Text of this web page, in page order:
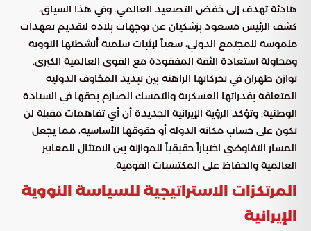
هادئة تهدف إلى خفض التصعيد العالمي. وفي هذا السياق،
كشف الرئيس مسعود بزشكيان عن توجهات بلاده لتقديم تعهدات
ملموسة للمجتمع الدولي، سعياً لإثبات سلمية أنشطتها النووية
ومحاولة استعادة الثقة المفقودة مع القوى العالمية الكبرى.
توازن طهران في تحركاتها الراهنة بين تبديد المخاوف الدولية
المتعلقة بقدراتها العسكرية والتمسك الصارم بحقها في السيادة
الوطنية. وتؤكد الرؤية الإيرانية الجديدة أن أي تفاهمات مقبلة لن
تكون على حساب مكانة الدولة أو حقوقها الأساسية، مما يجعل
المسار التفاوضي اختباراً حقيقياً للموازنة بين الامتثال للمعايير
العالمية والحفاظ على المكتسبات القومية.
المرتكزات الاستراتيجية للسياسة النووية
الإيرانية